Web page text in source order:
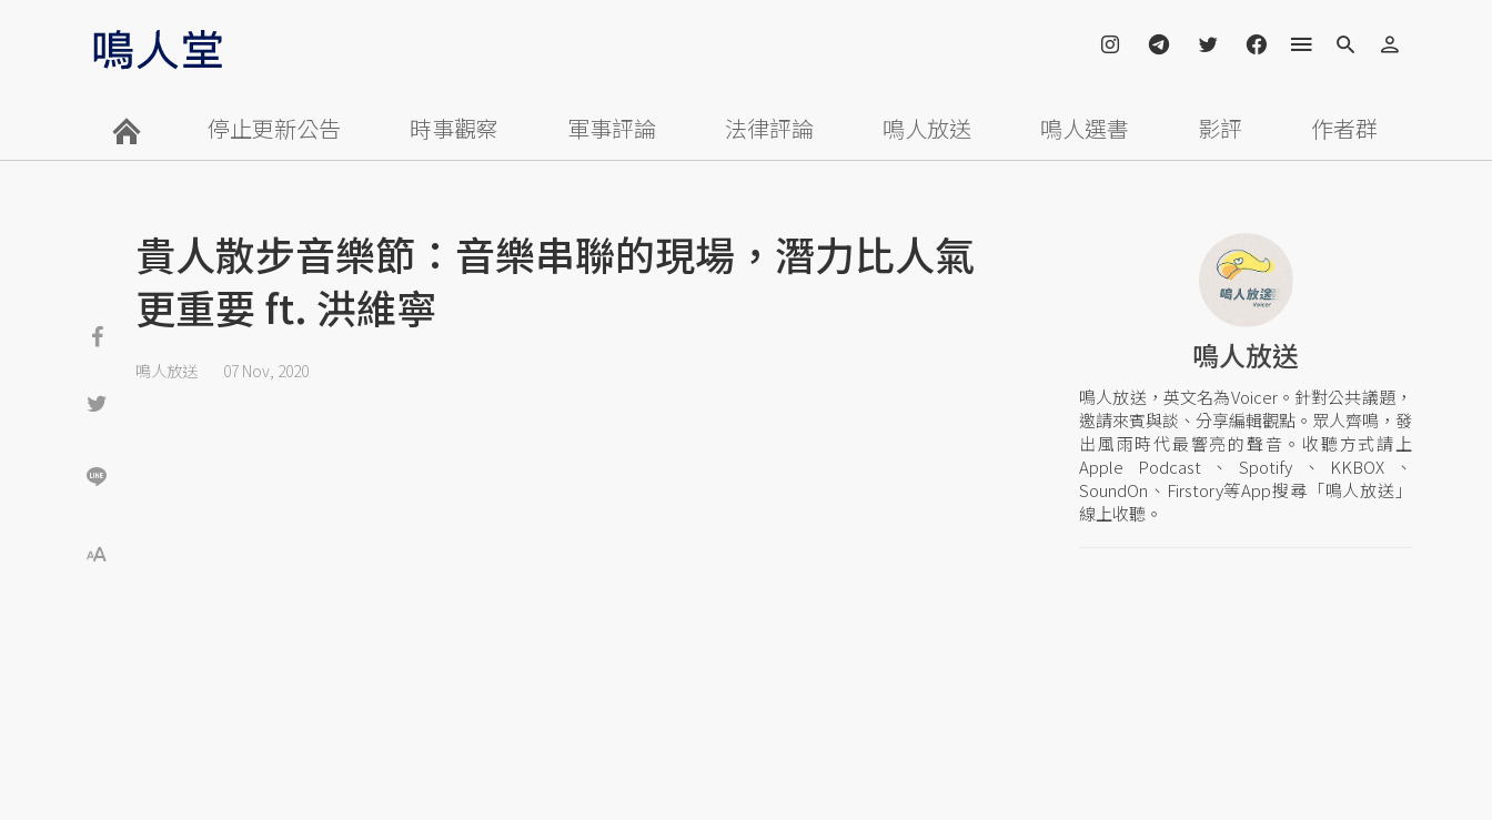
停止更新公告 時事觀察 軍事評論 法律評論 鳴人放送 鳴人選書 影評 作者群
貴人散步音樂節：音樂串聯的現場，潛力比人氣
更重要 ft. 洪維寧
鳴人放送 07 Nov, 2020 鳴人放送
鳴人放送，英文名為Voicer。針對公共議題，
邀請來賓與談、分享編輯觀點。眾人齊鳴，發
出風雨時代最響亮的聲音。收聽方式請上
Apple Podcast、Spotify、KKBOX、
SoundOn、Firstory等App搜尋「鳴人放送」
線上收聽。